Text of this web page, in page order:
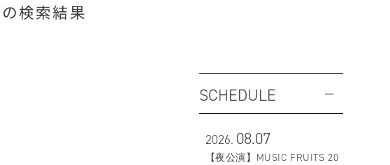
の検索結果
SCHEDULE
2026. 08.07
【夜公演】MUSIC FRUITS 20